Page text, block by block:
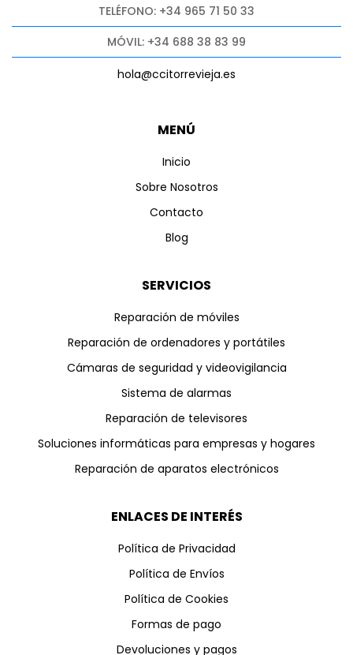
MENÚ
Inicio
Sobre Nosotros
Contacto
Blog
SERVICIOS
Reparación de móviles
Reparación de ordenadores y portátiles
Cámaras de seguridad y videovigilancia
Sistema de alarmas
Reparación de televisores
Soluciones informáticas para empresas y hogares
Reparación de aparatos electrónicos
ENLACES DE INTERÉS
Política de Privacidad
Política de Envíos
Política de Cookies
Formas de pago
Devoluciones y pagos
TELÉFONO: +34 965 71 50 33
MÓVIL: +34 688 38 83 99
hola@ccitorrevieja.es